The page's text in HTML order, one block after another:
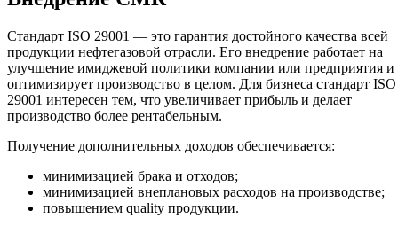
Стандарт ISO 29001 — это гарантия достойного качества всей
продукции нефтегазовой отрасли. Его внедрение работает на
улучшение имиджевой политики компании или предприятия и
оптимизирует производство в целом. Для бизнеса стандарт ISO
29001 интересен тем, что увеличивает прибыль и делает
производство более рентабельным.
Получение дополнительных доходов обеспечивается:
минимизацией брака и отходов;
минимизацией внеплановых расходов на производстве;
повышением quality продукции.